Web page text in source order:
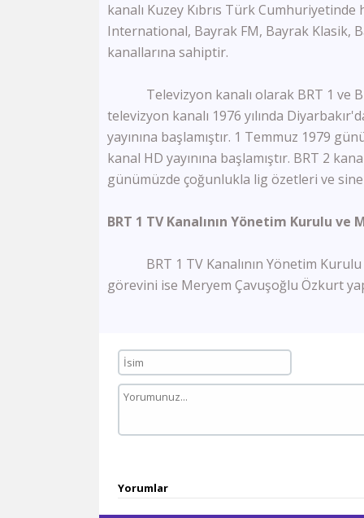
kanalı Kuzey Kıbrıs Türk
International, Bayrak FM, Bayrak Klasik,
kanallarına sahiptir.
Televizyon kanalı olarak BRT 1 ve
televizyon kanalı 1976 yılında
yayınına başlamıştır. 1 Temmuz 1979
kanal HD yayınına başlamıştır. BRT 2
günümüzde çoğunlukla lig özetleri ve
BRT 1 TV Kanalının Yönetim Kurulu ve
BRT 1 TV Kanalının Yönetim Kurulu
görevini ise Meryem Çavuşoğlu Özkurt
Yorumlar